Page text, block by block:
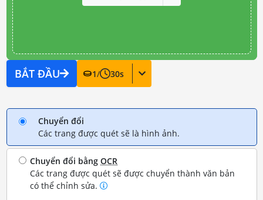
BẮT ĐẦU 1/ 30s
Chuyển đổi
Các trang được quét sẽ là hình ảnh.
Chuyển đổi bằngOCR
Các trang được quét sẽ được chuyển thành văn bản
có thể chỉnh sửa.